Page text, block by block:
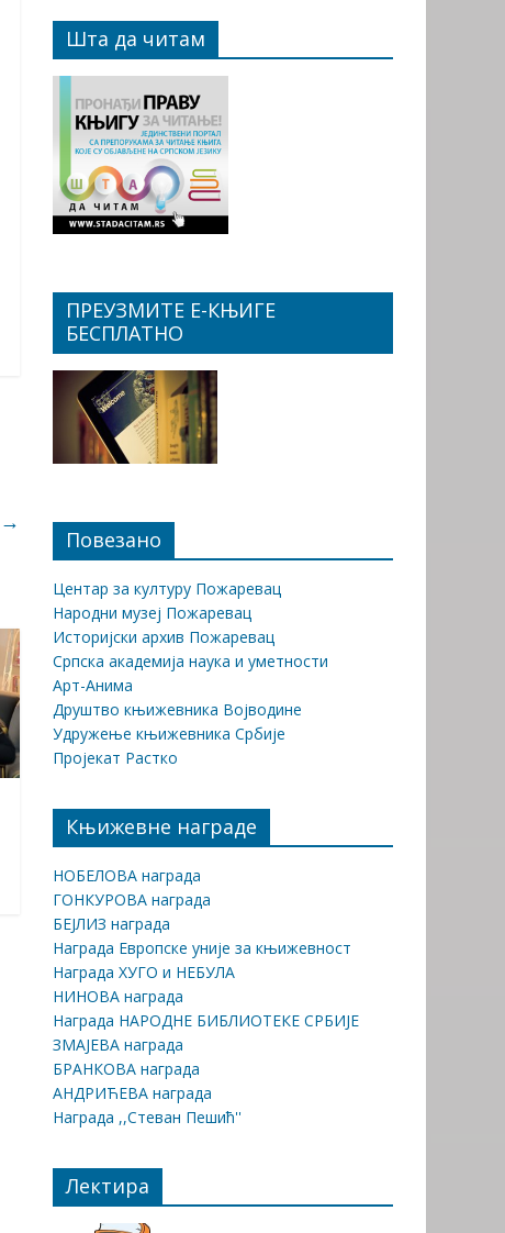
→
Шта да читам
ПРЕУЗМИТЕ Е-КЊИГЕ
БЕСПЛАТНО
Повезано
Центар за културу Пожаревац
Народни музеј Пожаревац
Историјски архив Пожаревац
Српска академија наука и уметности
Арт-Анима
Друштво књижевника Војводине
Удружење књижевника Србије
Пројекат Растко
Књижевне награде
НОБЕЛОВА награда
ГОНКУРОВА награда
БЕЈЛИЗ награда
Награда Европске уније за књижевност
Награда ХУГО и НЕБУЛА
НИНОВА награда
Награда НАРОДНЕ БИБЛИОТЕКЕ СРБИЈЕ
ЗМАЈЕВА награда
БРАНКОВА награда
АНДРИЋЕВА награда
Награда ,,Стеван Пешић''
Лектира